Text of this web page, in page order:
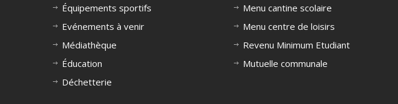
Équipements sportifs
Evénements à venir
Médiathèque
Éducation
Déchetterie
Menu cantine scolaire
Menu centre de loisirs
Revenu Minimum Etudiant
Mutuelle communale